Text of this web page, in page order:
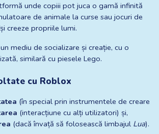
unde copiii pot juca o gamă infinită
de animale la curse sau jocuri de
creeze propriile lumi.
mediu de socializare și creație, cu o
similară cu piesele Lego.
cu Roblox
(în special prin instrumentele de creare
(interacțiune cu alți utilizatori) și,
(dacă învață să folosească limbajul Lua).